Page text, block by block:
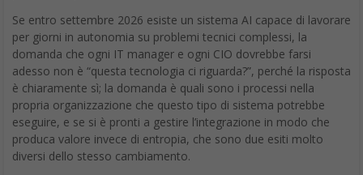
Se entro settembre 2026 esiste un sistema AI capace di lavorare
per giorni in autonomia su problemi tecnici complessi, la
domanda che ogni IT manager e ogni CIO dovrebbe farsi
adesso non è “questa tecnologia ci riguarda?”, perché la risposta
è chiaramente sì; la domanda è quali sono i processi nella
propria organizzazione che questo tipo di sistema potrebbe
eseguire, e se si è pronti a gestire l’integrazione in modo che
produca valore invece di entropia, che sono due esiti molto
diversi dello stesso cambiamento.